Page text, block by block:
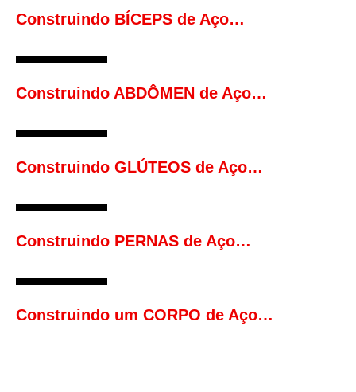
Construindo BÍCEPS de Aço…
Construindo ABDÔMEN de Aço…
Construindo GLÚTEOS de Aço…
Construindo PERNAS de Aço…
Construindo um CORPO de Aço…